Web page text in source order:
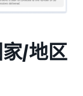
/地区